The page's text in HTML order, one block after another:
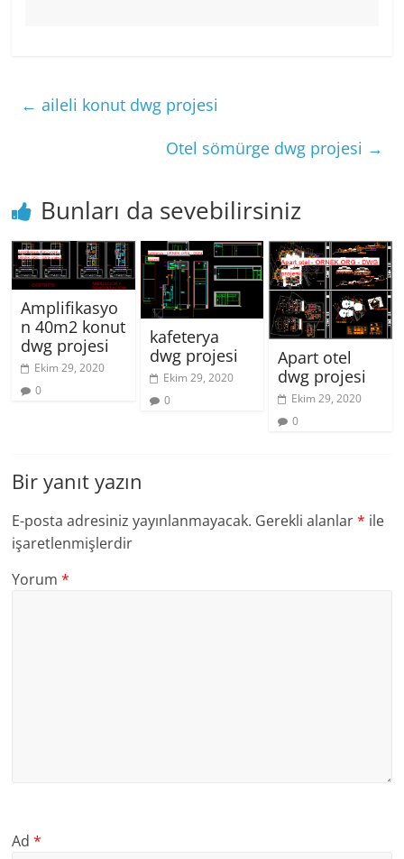
← aileli konut dwg projesi
Otel sömürge dwg projesi →
Bunları da sevebilirsiniz
Amplifikasyo
n 40m2 konut
dwg projesi
Ekim 29, 2020
0
kafeterya
dwg projesi
Ekim 29, 2020
0
Apart otel
dwg projesi
Ekim 29, 2020
0
Bir yanıt yazın
E-posta adresiniz yayınlanmayacak. Gerekli alanlar* ile
işaretlenmişlerdir
Yorum*
Ad*